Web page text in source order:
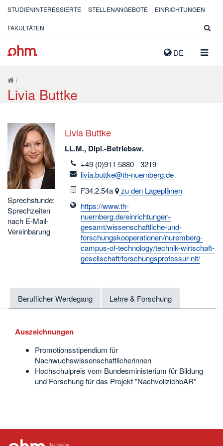
DE
STUDIENINTERESSIERTE STELLENANGEBOTE EINRICHTUNGEN
FAKULTÄTEN
/
Livia Buttke
Sprechstunde:
Sprechzeiten
nach E-Mail-
Vereinbarung
Livia Buttke
LL.M., Dipl.-Betriebsw.
telefon
+49 (0)911 5880 - 3219
email
livia.buttke@th-nuernberg.de
Raum
F34.2.54a zu den Lageplänen
https://www.th-
nuernberg.de/einrichtungen-
gesamt/wissenschaftliche-und-
forschungskooperationen/nuremberg-
campus-of-technology/technik-wirtschaft-
gesellschaft/forschungsprofessur-nit/
Beruflicher Werdegang Lehre & Forschung
Auszeichnungen
Promotionsstipendium für
Nachwuchswissenschaftlicherinnen
Hochschulpreis vom Bundesministerium für Bildung
und Forschung für das Projekt "NachvollziehbAR"